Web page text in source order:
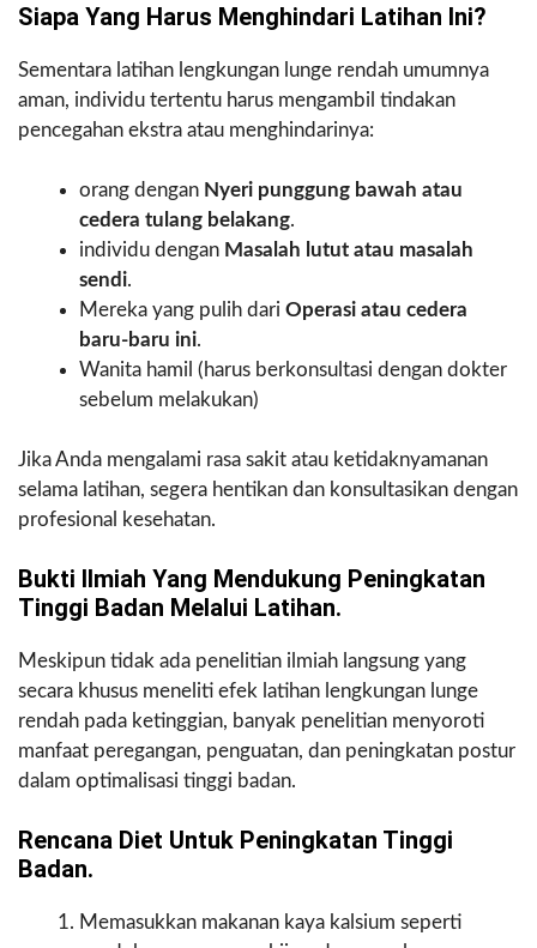
Siapa Yang Harus Menghindari Latihan Ini?
Sementara latihan lengkungan lunge rendah umumnya
aman, individu tertentu harus mengambil tindakan
pencegahan ekstra atau menghindarinya:
orang dengan Nyeri punggung bawah atau
cedera tulang belakang.
individu dengan Masalah lutut atau masalah
sendi.
Mereka yang pulih dari Operasi atau cedera
baru-baru ini.
Wanita hamil (harus berkonsultasi dengan dokter
sebelum melakukan)
Jika Anda mengalami rasa sakit atau ketidaknyamanan
selama latihan, segera hentikan dan konsultasikan dengan
profesional kesehatan.
Bukti Ilmiah Yang Mendukung Peningkatan
Tinggi Badan Melalui Latihan.
Meskipun tidak ada penelitian ilmiah langsung yang
secara khusus meneliti efek latihan lengkungan lunge
rendah pada ketinggian, banyak penelitian menyoroti
manfaat peregangan, penguatan, dan peningkatan postur
dalam optimalisasi tinggi badan.
Rencana Diet Untuk Peningkatan Tinggi
Badan.
Memasukkan makanan kaya kalsium seperti